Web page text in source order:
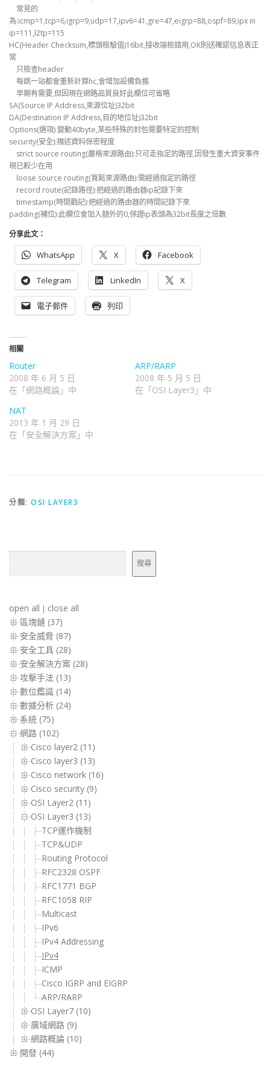
常見的
為:icmp=1,tcp=6,igrp=9,udp=17,ipv6=41,gre=47,eigrp=88,ospf=89,ipx in
ip=111,l2tp=115
HC(Header Checksum,標頭檢驗值)16bit,接收端檢錯用,OK則送確認信息表正
常
只檢查header
每跳一站都會重新計算hc,會增加設備負擔
早期有需要,但因現在網路品質良好此欄位可省略
SA(Source IP Address,來源位址)32bit
DA(Destination IP Address,目的地位址)32bit
Options(選項) 變動40byte,某些特殊的封包需要特定的控制
security(安全):描述資料保密程度
strict source routing(嚴格來源路由):只可走指定的路徑,因發生重大資安事件
現已較少在用
loose source routing(寬鬆來源路由):需經過指定的路徑
record route(記錄路徑):把經過的路由器ip記錄下來
timestamp(時間戳記):把經過的路由器的時間記錄下來
padding(補位):此欄位會加入額外的0,保證ip表頭為32bit長度之倍數
分享此文：
WhatsApp X Facebook
Telegram LinkedIn X
電子郵件 列印
相關
Router
2008 年 6 月 5 日
在「網路概論」中
ARP/RARP
2008 年 5 月 5 日
在「OSI Layer3」中
NAT
2013 年 1 月 29 日
在「安全解決方案」中
分類: OSI LAYER3
搜尋
open all | close all
區塊鏈 (37)
安全威脅 (87)
安全工具 (28)
安全解決方案 (28)
攻擊手法 (13)
數位鑑識 (14)
數據分析 (24)
系統 (75)
網路 (102)
Cisco layer2 (11)
Cisco layer3 (13)
Cisco network (16)
Cisco security (9)
OSI Layer2 (11)
OSI Layer3 (13)
TCP運作機制
TCP&UDP
Routing Protocol
RFC2328 OSPF
RFC1771 BGP
RFC1058 RIP
Multicast
IPv6
IPv4 Addressing
IPv4
ICMP
Cisco IGRP and EIGRP
ARP/RARP
OSI Layer7 (10)
廣域網路 (9)
網路概論 (10)
開發 (44)